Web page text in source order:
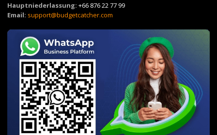
Hauptniederlassung: +66 876 22 77 99
Email: support@budgetcatcher.com